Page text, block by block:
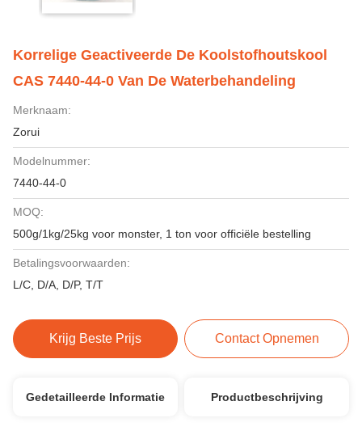
Korrelige Geactiveerde De Koolstofhoutskool
CAS 7440-44-0 Van De Waterbehandeling
Merknaam:
Zorui
Modelnummer:
7440-44-0
MOQ:
500g/1kg/25kg voor monster, 1 ton voor officiële bestelling
Betalingsvoorwaarden:
L/C, D/A, D/P, T/T
Krijg Beste Prijs Contact Opnemen
Gedetailleerde Informatie Productbeschrijving